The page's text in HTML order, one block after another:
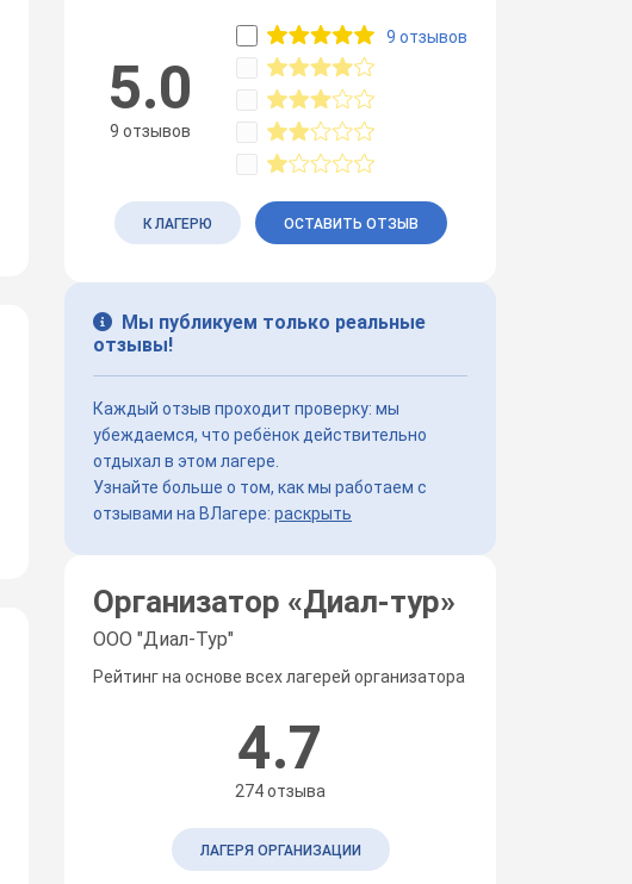
5.0
9 отзывов
9 отзывов
К ЛАГЕРЮ ОСТАВИТЬ ОТЗЫВ
Мы публикуем только реальные
отзывы!
Каждый отзыв проходит проверку: мы
убеждаемся, что ребёнок действительно
отдыхал в этом лагере.
Узнайте больше о том, как мы работаем с
отзывами на ВЛагере: раскрыть
Организатор «Диал-тур»
ООО "Диал-Тур"
Рейтинг на основе всех лагерей организатора
4.7
274 отзыва
ЛАГЕРЯ ОРГАНИЗАЦИИ